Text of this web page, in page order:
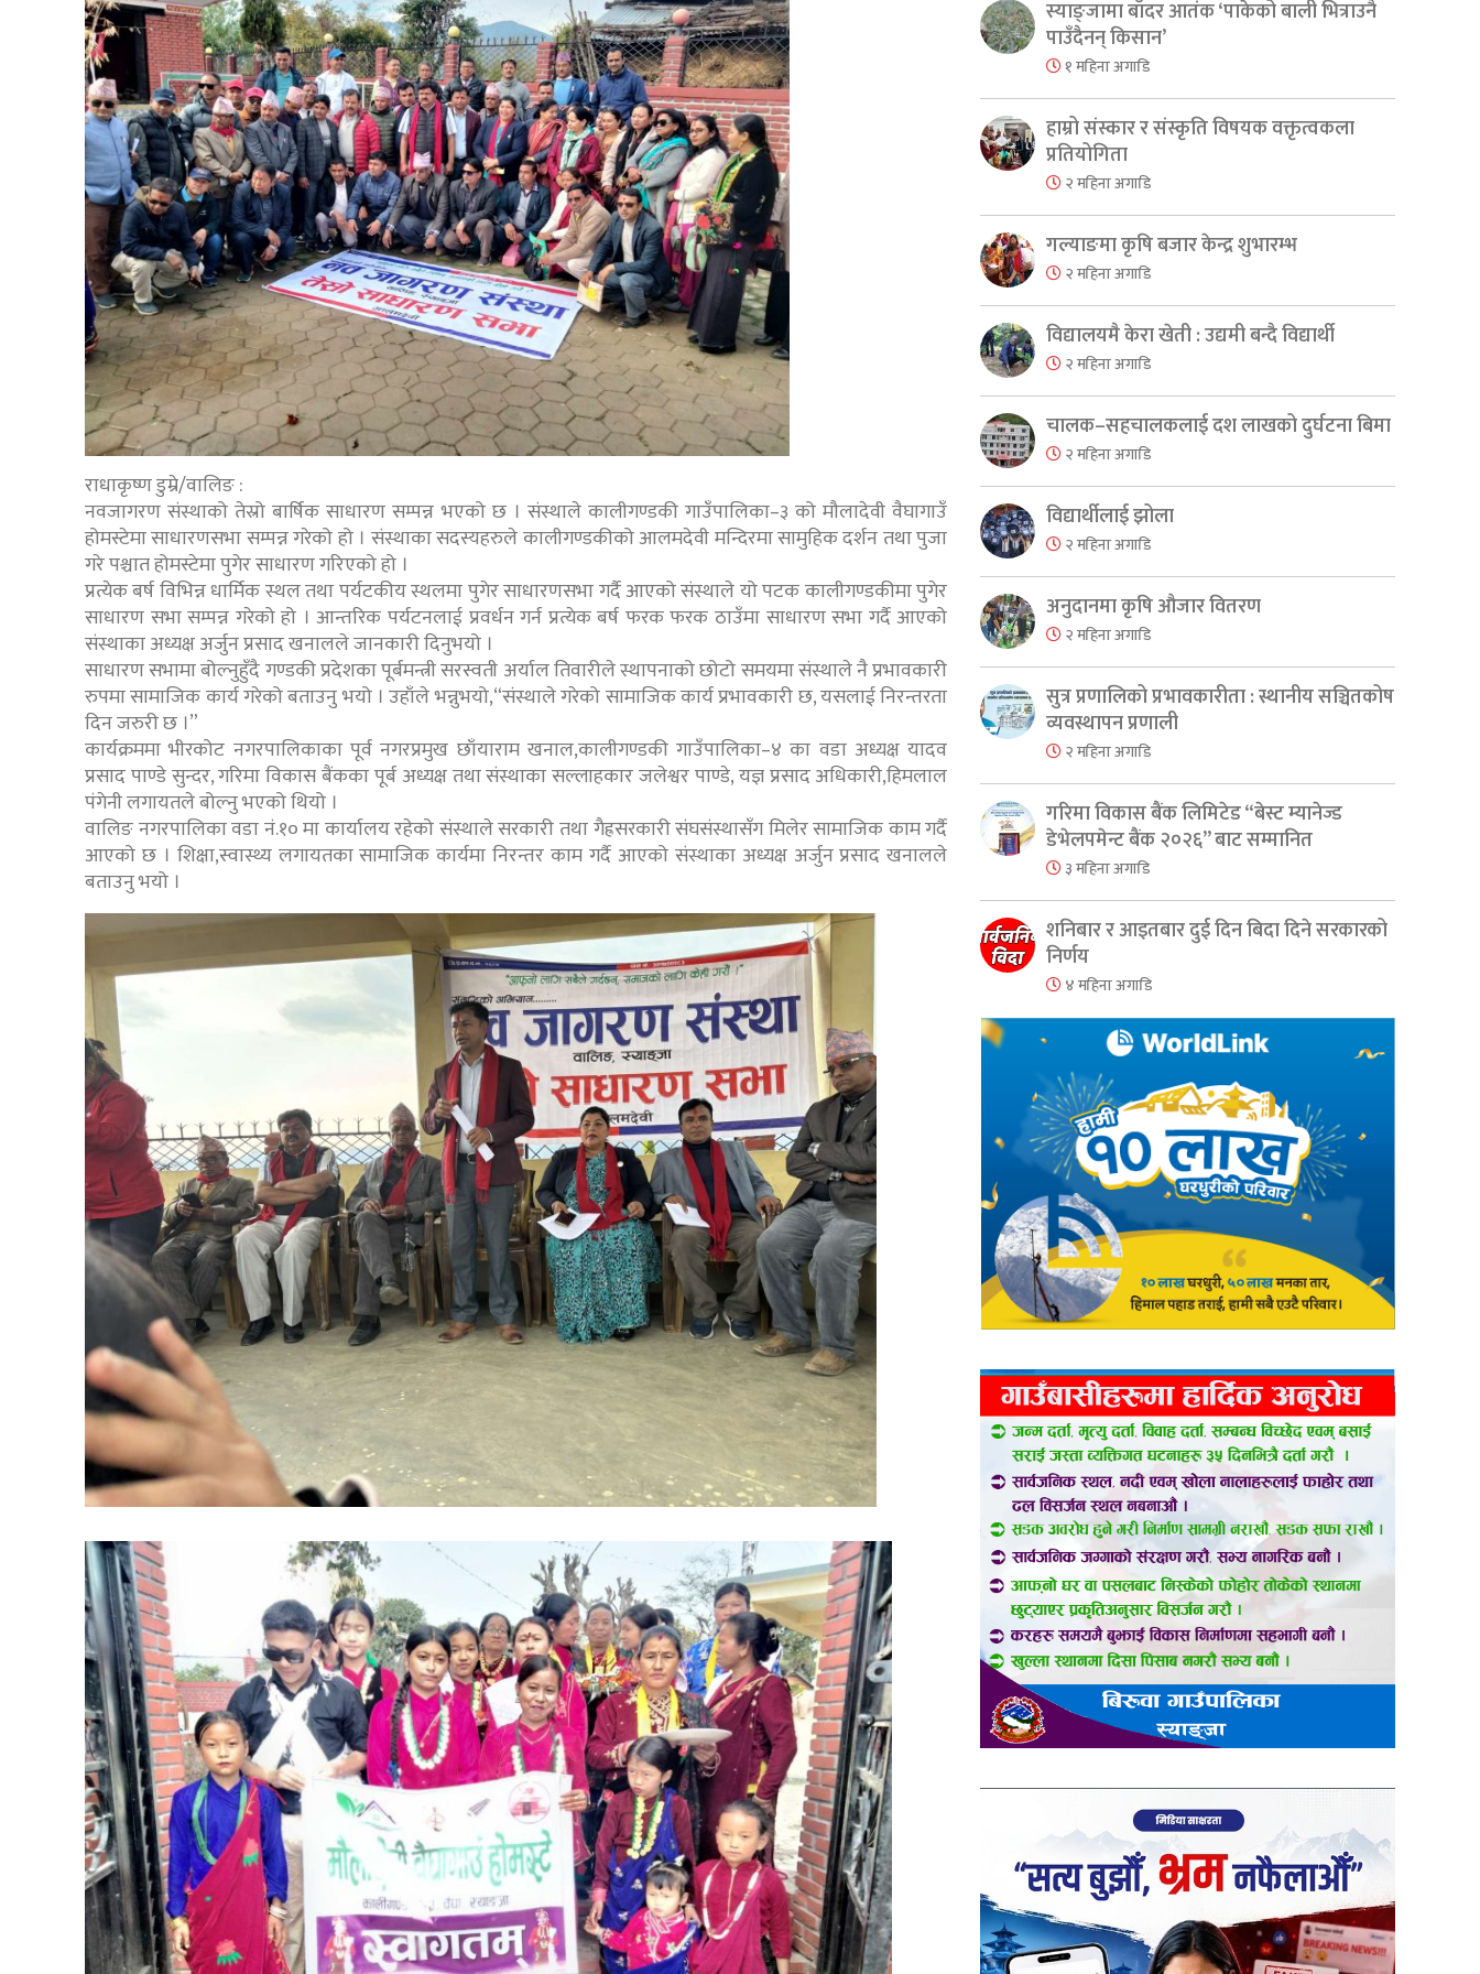
राधाकृष्ण डुम्रे/वालिङ :
नवजागरण संस्थाको तेस्रो बार्षिक साधारण सम्पन्न भएको छ । संस्थाले कालीगण्डकी गाउँपालिका–३ को मौलादेवी वैघागाउँ
होमस्टेमा साधारणसभा सम्पन्न गरेको हो । संस्थाका सदस्यहरुले कालीगण्डकीको आलमदेवी मन्दिरमा सामुहिक दर्शन तथा पुजा
गरे पश्चात होमस्टेमा पुगेर साधारण गरिएको हो ।
प्रत्येक बर्ष विभिन्न धार्मिक स्थल तथा पर्यटकीय स्थलमा पुगेर साधारणसभा गर्दै आएको संस्थाले यो पटक कालीगण्डकीमा पुगेर
साधारण सभा सम्पन्न गरेको हो । आन्तरिक पर्यटनलाई प्रवर्धन गर्न प्रत्येक बर्ष फरक फरक ठाउँमा साधारण सभा गर्दै आएको
संस्थाका अध्यक्ष अर्जुन प्रसाद खनालले जानकारी दिनुभयो ।
साधारण सभामा बोल्नुहुँदै गण्डकी प्रदेशका पूर्बमन्त्री सरस्वती अर्याल तिवारीले स्थापनाको छोटो समयमा संस्थाले नै प्रभावकारी
रुपमा सामाजिक कार्य गरेको बताउनु भयो । उहाँले भन्नुभयो,“संस्थाले गरेको सामाजिक कार्य प्रभावकारी छ, यसलाई निरन्तरता
दिन जरुरी छ ।”
कार्यक्रममा भीरकोट नगरपालिकाका पूर्व नगरप्रमुख छाँयाराम खनाल,कालीगण्डकी गाउँपालिका–४ का वडा अध्यक्ष यादव
प्रसाद पाण्डे सुन्दर, गरिमा विकास बैंकका पूर्ब अध्यक्ष तथा संस्थाका सल्लाहकार जलेश्वर पाण्डे, यज्ञ प्रसाद अधिकारी,हिमलाल
पंगेनी लगायतले बोल्नु भएको थियो ।
वालिङ नगरपालिका वडा नं.१० मा कार्यालय रहेको संस्थाले सरकारी तथा गैह्रसरकारी संघसंस्थासँग मिलेर सामाजिक काम गर्दै
आएको छ । शिक्षा,स्वास्थ्य लगायतका सामाजिक कार्यमा निरन्तर काम गर्दै आएको संस्थाका अध्यक्ष अर्जुन प्रसाद खनालले
बताउनु भयो ।
स्याङ्जामा बाँदर आतंक ‘पाकेको बाली भित्राउनै
पाउँदैनन् किसान’
१ महिना अगाडि
हाम्रो संस्कार र संस्कृति विषयक वक्तृत्वकला
प्रतियोगिता
२ महिना अगाडि
गल्याङमा कृषि बजार केन्द्र शुभारम्भ
२ महिना अगाडि
विद्यालयमै केरा खेती : उद्यमी बन्दै विद्यार्थी
२ महिना अगाडि
चालक–सहचालकलाई दश लाखको दुर्घटना बिमा
२ महिना अगाडि
विद्यार्थीलाई झोला
२ महिना अगाडि
अनुदानमा कृषि औजार वितरण
२ महिना अगाडि
सुत्र प्रणालिको प्रभावकारीता : स्थानीय सञ्चितकोष
व्यवस्थापन प्रणाली
२ महिना अगाडि
गरिमा विकास बैंक लिमिटेड “बेस्ट म्यानेज्ड
डेभेलपमेन्ट बैंक २०२६” बाट सम्मानित
३ महिना अगाडि
शनिबार र आइतबार दुई दिन बिदा दिने सरकारको
निर्णय
४ महिना अगाडि